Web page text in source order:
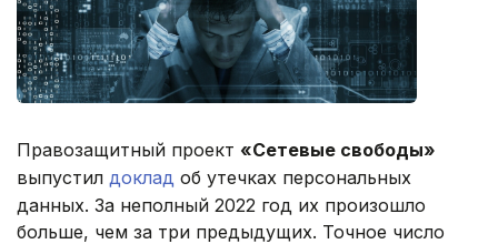
Правозащитный проект «Сетевые свободы»
выпустил доклад об утечках персональных
данных. За неполный 2022 год их произошло
больше, чем за три предыдущих. Точное число